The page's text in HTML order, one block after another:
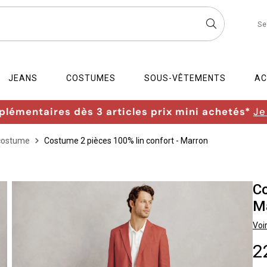
JEANS COSTUMES SOUS-VÊTEMENTS
dès 3 articles prix mini achetés*
Costume 2 pièces 100% lin confort - Marron